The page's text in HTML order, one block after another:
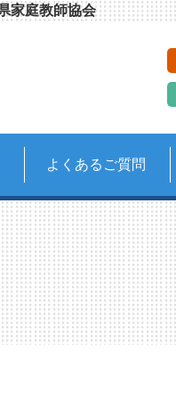
家庭教師協会
よくあるご質問